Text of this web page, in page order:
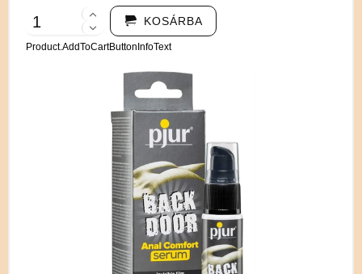
KOSÁRBA
Product.AddToCartButtonInfoText